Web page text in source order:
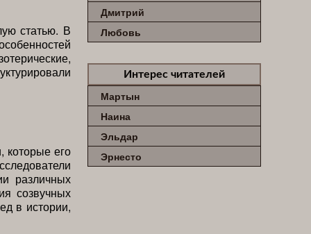
статью. В
которые его
различных
созвучных
в истории,
Дмитрий
Любовь
Интерес читателей
Мартын
Наина
Эльдар
Эрнесто